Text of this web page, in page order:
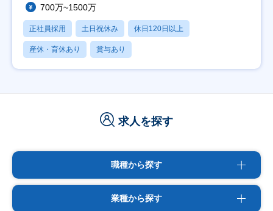
700万~1500万
正社員採用 土日祝休み 休日120日以上
産休・育休あり 賞与あり
求人を探す
職種から探す
業種から探す